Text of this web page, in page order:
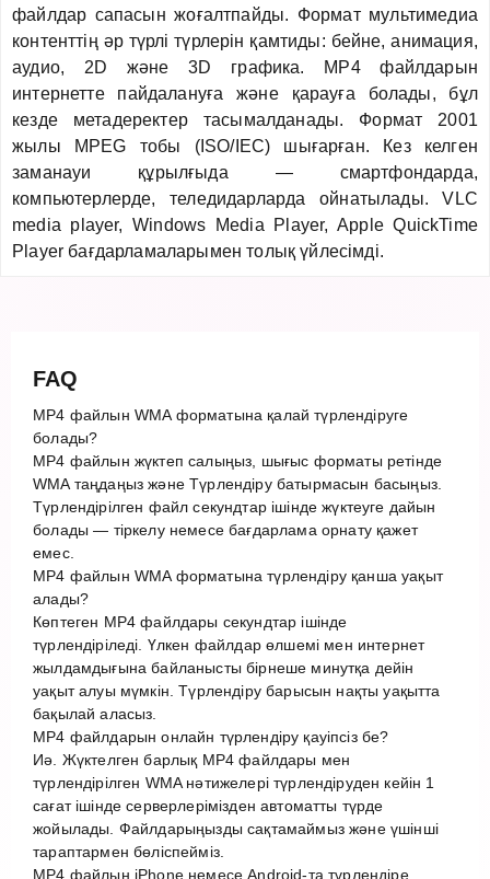
файлдар сапасын жоғалтпайды. Формат мультимедиа
контенттің әр түрлі түрлерін қамтиды: бейне, анимация,
аудио, 2D және 3D графика. MP4 файлдарын
интернетте пайдалануға және қарауға болады, бұл
кезде метадеректер тасымалданады. Формат 2001
жылы MPEG тобы (ISO/IEC) шығарған. Кез келген
заманауи құрылғыда — смартфондарда,
компьютерлерде, теледидарларда ойнатылады. VLC
media player, Windows Media Player, Apple QuickTime
Player бағдарламаларымен толық үйлесімді.
FAQ
MP4 файлын WMA форматына қалай түрлендіруге
болады?
MP4 файлын жүктеп салыңыз, шығыс форматы ретінде
WMA таңдаңыз және Түрлендіру батырмасын басыңыз.
Түрлендірілген файл секундтар ішінде жүктеуге дайын
болады — тіркелу немесе бағдарлама орнату қажет
емес.
MP4 файлын WMA форматына түрлендіру қанша уақыт
алады?
Көптеген MP4 файлдары секундтар ішінде
түрлендіріледі. Үлкен файлдар өлшемі мен интернет
жылдамдығына байланысты бірнеше минутқа дейін
уақыт алуы мүмкін. Түрлендіру барысын нақты уақытта
бақылай аласыз.
MP4 файлдарын онлайн түрлендіру қауіпсіз бе?
Иә. Жүктелген барлық MP4 файлдары мен
түрлендірілген WMA нәтижелері түрлендіруден кейін 1
сағат ішінде серверлерімізден автоматты түрде
жойылады. Файлдарыңызды сақтамаймыз және үшінші
тараптармен бөліспейміз.
MP4 файлын iPhone немесе Android-та түрлендіре